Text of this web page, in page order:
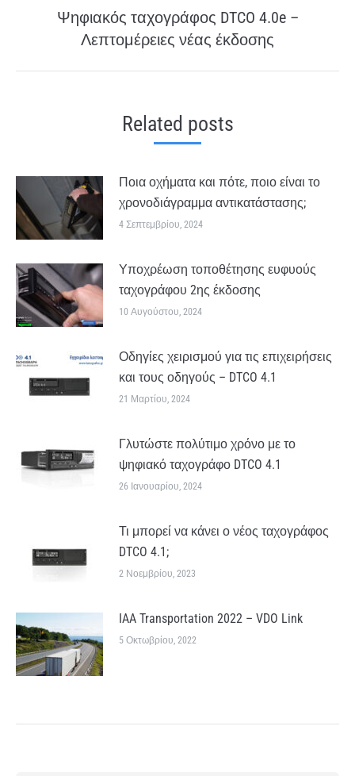
Next
Ψηφιακός ταχογράφος DTCO 4.0e –
Λεπτομέρειες νέας έκδοσης
Related posts
Ποια οχήματα και πότε, ποιο είναι το
χρονοδιάγραμμα αντικατάστασης;
4 Σεπτεμβρίου, 2024
Υποχρέωση τοποθέτησης ευφυούς
ταχογράφου 2ης έκδοσης
10 Αυγούστου, 2024
Οδηγίες χειρισμού για τις επιχειρήσεις
και τους οδηγούς – DTCO 4.1
21 Μαρτίου, 2024
Γλυτώστε πολύτιμο χρόνο με το
ψηφιακό ταχογράφο DTCO 4.1
26 Ιανουαρίου, 2024
Τι μπορεί να κάνει ο νέος ταχογράφος
DTCO 4.1;
2 Νοεμβρίου, 2023
IAA Transportation 2022 – VDO Link
5 Οκτωβρίου, 2022